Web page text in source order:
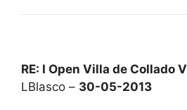
RE: I Open Villa de Collado
LBlasco – 30-05-2013